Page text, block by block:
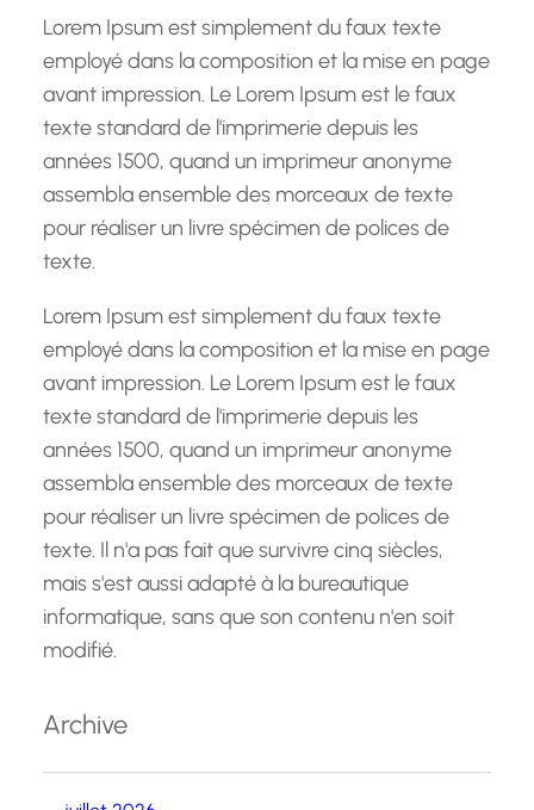
hLorem Ipsum est simplement du faux texte
employé dans la composition et la mise en page
avant impression. Le Lorem Ipsum est le faux
texte standard de l'imprimerie depuis les
années 1500, quand un imprimeur anonyme
assembla ensemble des morceaux de texte
pour réaliser un livre spécimen de polices de
texte.
Lorem Ipsum est simplement du faux texte
employé dans la composition et la mise en page
avant impression. Le Lorem Ipsum est le faux
texte standard de l'imprimerie depuis les
années 1500, quand un imprimeur anonyme
assembla ensemble des morceaux de texte
pour réaliser un livre spécimen de polices de
texte. Il n'a pas fait que survivre cinq siècles,
mais s'est aussi adapté à la bureautique
informatique, sans que son contenu n'en soit
modifié.
Archive